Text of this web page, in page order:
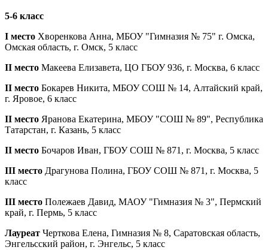
5-6 класс
I место Хворенкова Анна, МБОУ "Гимназия № 75" г. Омска,
Омская область, г. Омск, 5 класс
II место Макеева Елизавета, ЦО ГБОУ 936, г. Москва, 6 класс
II место Бокарев Никита, МБОУ СОШ № 14, Алтайский край,
г. Яровое, 6 класс
II место Яранова Екатерина, МБОУ "СОШ № 89", Республика
Татарстан, г. Казань, 5 класс
II место Бочаров Иван, ГБОУ СОШ № 871, г. Москва, 5 класс
III место Драгунова Полина, ГБОУ СОШ № 871, г. Москва, 5
класс
III место Полежаев Давид, МАОУ "Гимназия № 3", Пермский
край, г. Пермь, 5 класс
Лауреат Черткова Елена, Гимназия № 8, Саратовская область,
Энгельсский район, г. Энгельс, 5 класс